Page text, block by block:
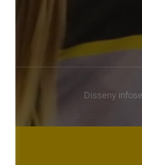
Disseny